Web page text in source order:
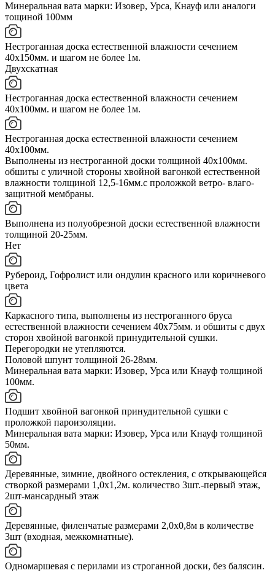
Минеральная вата марки: Изовер, Урса, Кнауф или аналоги
тощиной 100мм
Нестроганная доска естественной влажности сечением
40х150мм. и шагом не более 1м.
Двухскатная
Нестроганная доска естественной влажности сечением
40х100мм. и шагом не более 1м.
Нестроганная доска естественной влажности сечением
40х100мм.
Выполнены из нестроганной доски толщиной 40х100мм.
обшиты с уличной стороны хвойной вагонкой естественной
влажности толщиной 12,5-16мм.с проложкой ветро- влаго-
защитной мембраны.
Выполнена из полуобрезной доски естественной влажности
толщиной 20-25мм.
Нет
Рубероид, Гофролист или ондулин красного или коричневого
цвета
Каркасного типа, выполнены из нестроганного бруса
естественной влажности сечением 40х75мм. и обшиты с двух
сторон хвойной вагонкой принудительной сушки.
Перегородки не утепляются.
Половой шпунт толщиной 26-28мм.
Минеральная вата марки: Изовер, Урса или Кнауф толщиной
100мм.
Подшит хвойной вагонкой принудительной сушки с
проложкой пароизоляции.
Минеральная вата марки: Изовер, Урса или Кнауф толщиной
50мм.
Деревянные, зимние, двойного остекления, с открывающейся
створкой размерами 1,0х1,2м. количество 3шт.-первый этаж,
2шт-мансардный этаж
Деревянные, филенчатые размерами 2,0х0,8м в количестве
3шт (входная, межкомнатные).
Одномаршевая с перилами из строганной доски, без балясин.